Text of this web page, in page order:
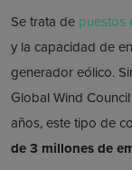
Se trata de puestos
y la capacidad de
generador eólico.
Global Wind
años, este tipo de
de 3 millones de